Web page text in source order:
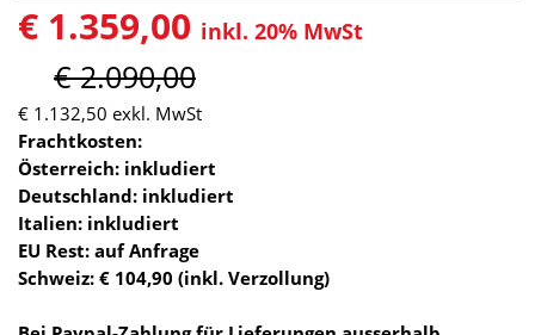
€ 1.359,00 inkl. 20% MwSt
€ 2.090,00
€ 1.132,50 exkl. MwSt
Frachtkosten:
Österreich: inkludiert
Deutschland: inkludiert
Italien: inkludiert
EU Rest: auf Anfrage
Schweiz: € 104,90 (inkl. Verzollung)